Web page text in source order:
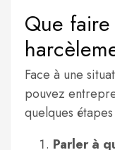
Que
Face à une
pouvez
quelques
Parler à